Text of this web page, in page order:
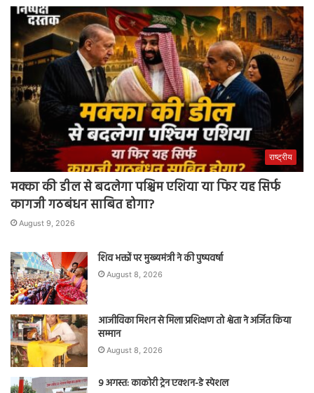
राष्ट्रीय
मक्का की डील से बदलेगा पश्चिम एशिया या फिर यह सिर्फ
कागजी गठबंधन साबित होगा?
August 9, 2026
शिव भक्तों पर मुख्यमंत्री ने की पुष्पवर्षा
August 8, 2026
आजीविका मिशन से मिला प्रशिक्षण तो श्वेता ने अर्जित किया
सम्मान
August 8, 2026
9 अगस्त: काकोरी ट्रेन एक्शन-डे स्पेशल